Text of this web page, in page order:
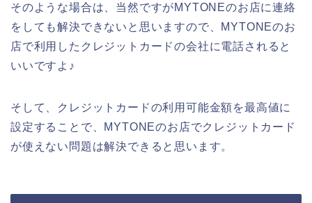
そのような場合は、当然ですがMYTONEのお店に連絡
をしても解決できないと思いますので、MYTONEのお
店で利用したクレジットカードの会社に電話されると
いいですよ♪
そして、クレジットカードの利用可能金額を最高値に
設定することで、MYTONEのお店でクレジットカード
が使えない問題は解決できると思います。